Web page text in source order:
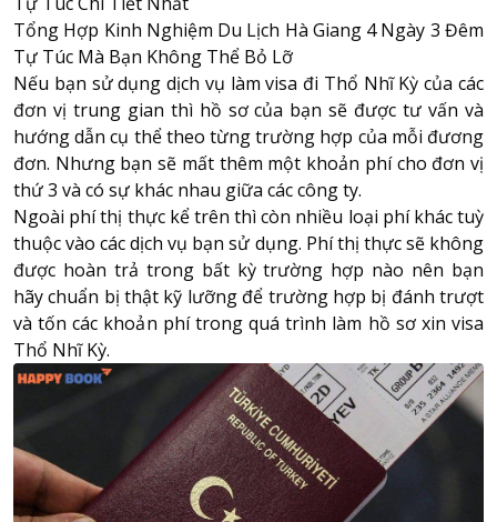
Tổng Hợp Kinh Nghiệm Du Lịch Hà Giang 4 Ngày 3 Đêm
Tự Túc Mà Bạn Không Thể Bỏ Lỡ
Nếu bạn sử dụng dịch vụ làm visa đi Thổ Nhĩ Kỳ của các
đơn vị trung gian thì hồ sơ của bạn sẽ được tư vấn và
hướng dẫn cụ thể theo từng trường hợp của mỗi đương
đơn. Nhưng bạn sẽ mất thêm một khoản phí cho đơn vị
thứ 3 và có sự khác nhau giữa các công ty.
Ngoài phí thị thực kể trên thì còn nhiều loại phí khác tuỳ
thuộc vào các dịch vụ bạn sử dụng. Phí thị thực sẽ không
được hoàn trả trong bất kỳ trường hợp nào nên bạn
hãy chuẩn bị thật kỹ lưỡng để trường hợp bị đánh trượt
và tốn các khoản phí trong quá trình làm hồ sơ xin visa
Thổ Nhĩ Kỳ.